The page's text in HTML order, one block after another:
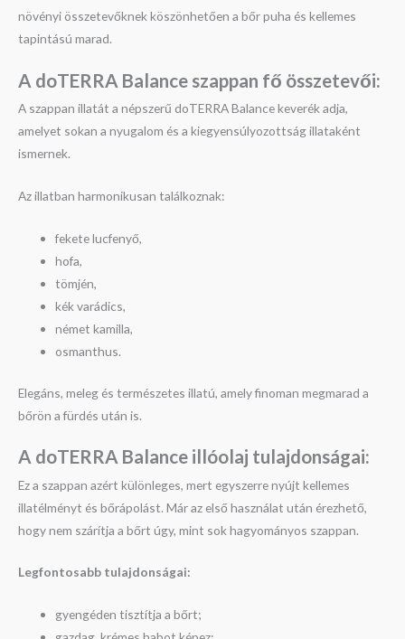
növényi összetevőknek köszönhetően a bőr puha és kellemes
tapintású marad.
A doTERRA Balance szappan fő összetevői:
A szappan illatát a népszerű doTERRA Balance keverék adja,
amelyet sokan a nyugalom és a kiegyensúlyozottság illataként
ismernek.
Az illatban harmonikusan találkoznak:
fekete lucfenyő,
hofa,
tömjén,
kék varádics,
német kamilla,
osmanthus.
Elegáns, meleg és természetes illatú, amely finoman megmarad a
bőrön a fürdés után is.
A doTERRA Balance illóolaj tulajdonságai:
Ez a szappan azért különleges, mert egyszerre nyújt kellemes
illatélményt és bőrápolást. Már az első használat után érezhető,
hogy nem szárítja a bőrt úgy, mint sok hagyományos szappan.
Legfontosabb tulajdonságai:
gyengéden tisztítja a bőrt;